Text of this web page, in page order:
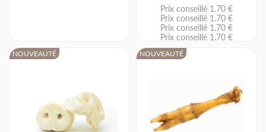
Prix conseillé 1.70 €
Prix conseillé 1.70 €
Prix conseillé 1.70 €
Prix conseillé 1.70 €
NOUVEAUTÉ NOUVEAUTÉ